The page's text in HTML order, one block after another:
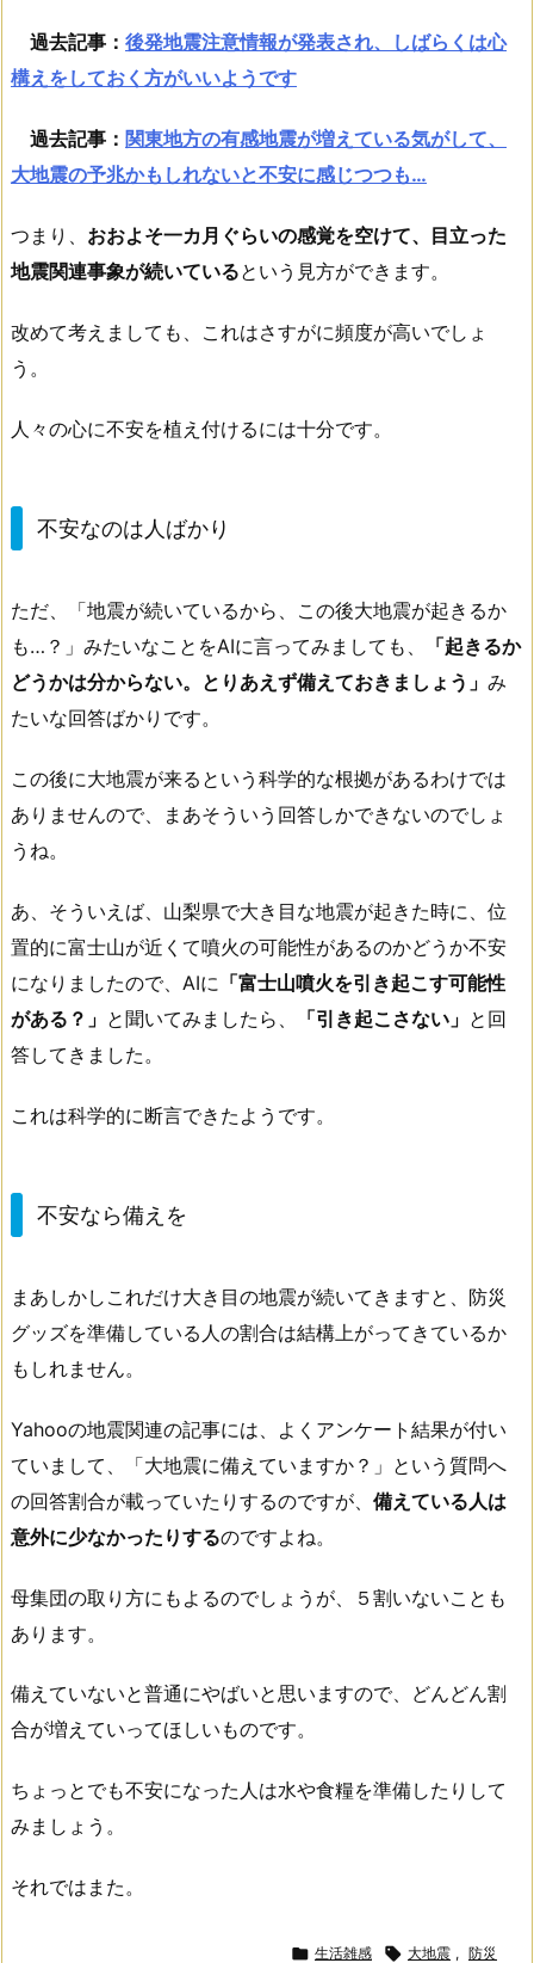
過去記事： 後発地震注意情報が発表され、しばらくは心
構えをしておく方がいいようです
過去記事： 関東地方の有感地震が増えている気がして、
大地震の予兆かもしれないと不安に感じつつも…
つまり、 おおよそ一カ月ぐらいの感覚を空けて、目立った
地震関連事象が続いているという見方ができます。
改めて考えましても、これはさすがに頻度が高いでしょ
う。
人々の心に不安を植え付けるには十分です。
不安なのは人ばかり
ただ、「地震が続いているから、この後大地震が起きるか
も…？」みたいなことをAIに言ってみましても、
「起きるか
どうかは分からない。とりあえず備えておきましょう」 み
たいな回答ばかりです。
この後に大地震が来るという科学的な根拠があるわけでは
ありませんので、まあそういう回答しかできないのでしょ
うね。
あ、そういえば、山梨県で大き目な地震が起きた時に、位
置的に富士山が近くて噴火の可能性があるのかどうか不安
になりましたので、AIに 「富士山噴火を引き起こす可能性
がある？」 と聞いてみましたら、 「引き起こさない」 と回
答してきました。
これは科学的に断言できたようです。
不安なら備えを
まあしかしこれだけ大き目の地震が続いてきますと、防災
グッズを準備している人の割合は結構上がってきているか
もしれません。
Yahooの地震関連の記事には、よくアンケート結果が付い
ていまして、「大地震に備えていますか？」という質問へ
の回答割合が載っていたりするのですが、 備えている人は
意外に少なかったりするのですよね。
母集団の取り方にもよるのでしょうが、５割いないことも
あります。
備えていないと普通にやばいと思いますので、どんどん割
合が増えていってほしいものです。
ちょっとでも不安になった人は水や食糧を準備したりして
みましょう。
それではまた。
 生活雑感  大地震 , 防災